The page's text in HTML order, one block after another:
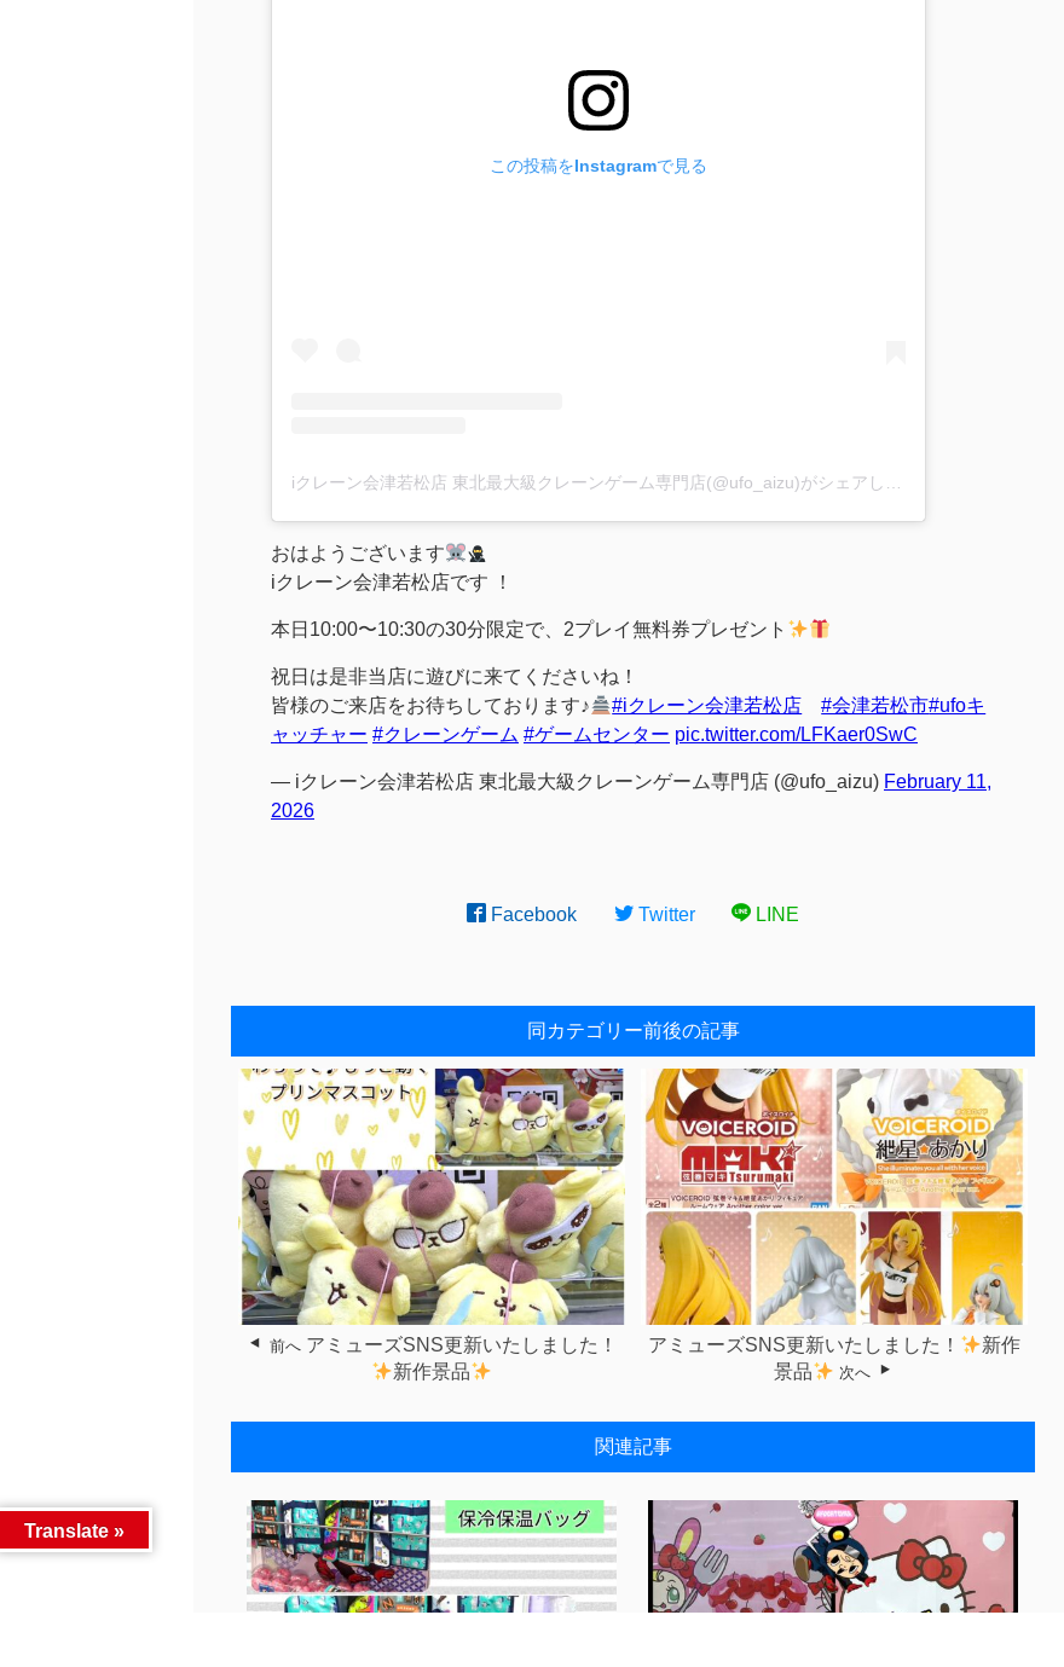
この投稿をInstagramで見る
おはようございます
iクレーン会津若松店です ！
本日10:00〜10:30の30分限定で、2プレイ無料券プレゼント
祝日は是非当店に遊びに来てくださいね！
皆様のご来店をお待ちしております♪
#iクレーン会津若松店 #会津若松市#ufoキ
ャッチャー #クレーンゲーム #ゲームセンター pic.twitter.com/LFKaer0SwC
— iクレーン会津若松店 東北最大級クレーンゲーム専門店 (@ufo_aizu) February 11,
2026
Facebook Twitter LINE
同カテゴリー前後の記事
前へ アミューズSNS更新いたしました！
新作景品
アミューズSNS更新いたしました！
新作
景品
次へ
関連記事
Translate »